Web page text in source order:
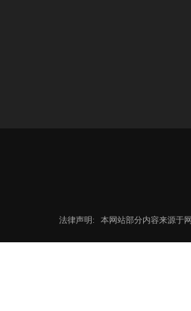
法律声明: 本网站部分内容来源于